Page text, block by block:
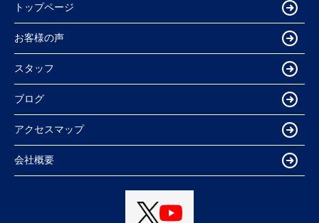
トップページ
お客様の声
スタッフ
ブログ
アクセスマップ
会社概要